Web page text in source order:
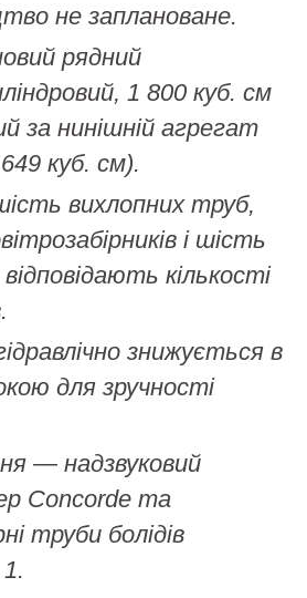
не заплановане.
рядний
1 800 куб. см
за нинішній агрегат
куб. см).
вихлопних труб,
і шість
кількості
знижується в
для зручності
— надзвуковий
Concorde та
труби болідів